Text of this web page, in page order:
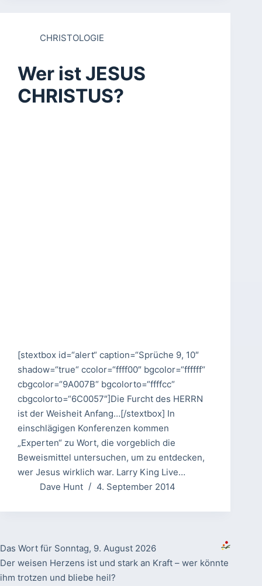
CHRISTOLOGIE
Wer ist JESUS
CHRISTUS?
[stextbox id=“alert“ caption=“Sprüche 9, 10″
shadow=“true“ ccolor=“ffff00″ bgcolor=“ffffff“
cbgcolor=“9A007B“ bgcolorto=“ffffcc“
cbgcolorto=“6C0057″]Die Furcht des HERRN
ist der Weisheit Anfang…[/stextbox] In
einschlägigen Konferenzen kommen
„Experten“ zu Wort, die vorgeblich die
Beweismittel untersuchen, um zu entdecken,
wer Jesus wirklich war. Larry King Live…
Dave Hunt
4. September 2014
Das Wort für Sonntag, 9. August 2026
Der weisen Herzens ist und stark an Kraft – wer könnte
ihm trotzen und bliebe heil?